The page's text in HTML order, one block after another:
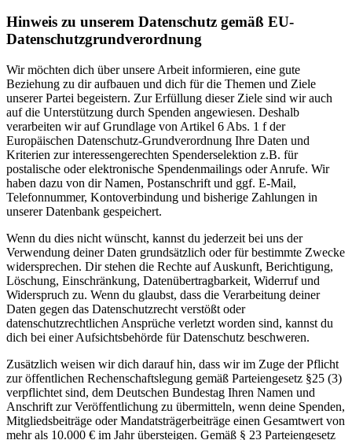
Hinweis zu unserem Datenschutz gemäß EU-
Datenschutzgrundverordnung
Wir möchten dich über unsere Arbeit informieren, eine gute
Beziehung zu dir aufbauen und dich für die Themen und Ziele
unserer Partei begeistern. Zur Erfüllung dieser Ziele sind wir auch
auf die Unterstützung durch Spenden angewiesen. Deshalb
verarbeiten wir auf Grundlage von Artikel 6 Abs. 1 f der
Europäischen Datenschutz-Grundverordnung Ihre Daten und
Kriterien zur interessengerechten Spenderselektion z.B. für
postalische oder elektronische Spendenmailings oder Anrufe. Wir
haben dazu von dir Namen, Postanschrift und ggf. E-Mail,
Telefonnummer, Kontoverbindung und bisherige Zahlungen in
unserer Datenbank gespeichert.
Wenn du dies nicht wünscht, kannst du jederzeit bei uns der
Verwendung deiner Daten grundsätzlich oder für bestimmte Zwecke
widersprechen. Dir stehen die Rechte auf Auskunft, Berichtigung,
Löschung, Einschränkung, Datenübertragbarkeit, Widerruf und
Widerspruch zu. Wenn du glaubst, dass die Verarbeitung deiner
Daten gegen das Datenschutzrecht verstößt oder
datenschutzrechtlichen Ansprüche verletzt worden sind, kannst du
dich bei einer Aufsichtsbehörde für Datenschutz beschweren.
Zusätzlich weisen wir dich darauf hin, dass wir im Zuge der Pflicht
zur öffentlichen Rechenschaftslegung gemäß Parteiengesetz §25 (3)
verpflichtet sind, dem Deutschen Bundestag Ihren Namen und
Anschrift zur Veröffentlichung zu übermitteln, wenn deine Spenden,
Mitgliedsbeiträge oder Mandatsträgerbeiträge einen Gesamtwert von
mehr als 10.000 € im Jahr übersteigen. Gemäß § 23 Parteiengesetz